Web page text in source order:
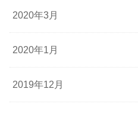
2020年3月
2020年1月
2019年12月